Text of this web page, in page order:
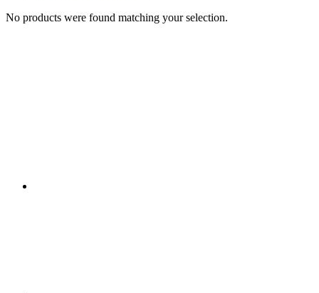
No products were found matching your selection.